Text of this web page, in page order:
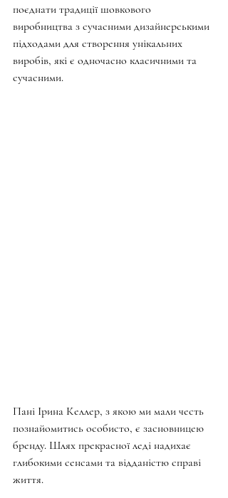
поєднати традиції шовкового
виробництва з сучасними дизайнерськими
підходами для створення унікальних
виробів, які є одночасно класичними та
сучасними.
Пані Ірина Келлер, з якою ми мали честь
познайомитись особисто, є засновницею
бренду. Шлях прекрасної леді надихає
глибокими сенсами та відданістю справі
життя.